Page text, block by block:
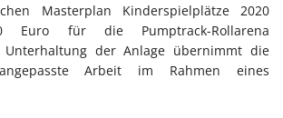
Masterplan Kinderspielplätze 2020
Euro für die Pumptrack-Rollarena
Unterhaltung der Anlage übernimmt die
Arbeit im Rahmen eines